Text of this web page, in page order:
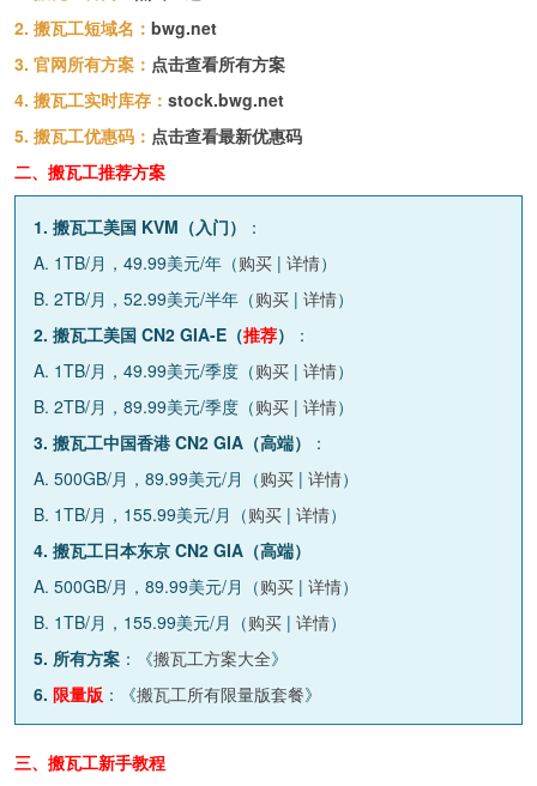
2. 搬瓦工短域名： bwg.net
3. 官网所有方案： 点击查看所有方案
4. 搬瓦工实时库存： stock.bwg.net
5. 搬瓦工优惠码： 点击查看最新优惠码
二、搬瓦工推荐方案
1. 搬瓦工美国 KVM（入门）
：
A. 1TB/月，49.99美元/年（购买 | 详情）
B. 2TB/月，52.99美元/半年（购买 | 详情）
2. 搬瓦工美国 CN2 GIA-E（推荐）
：
A. 1TB/月，49.99美元/季度（购买 | 详情）
B. 2TB/月，89.99美元/季度（购买 | 详情）
3. 搬瓦工中国香港 CN2 GIA（高端）
：
A. 500GB/月，89.99美元/月（购买 | 详情）
B. 1TB/月，155.99美元/月（购买 | 详情）
4. 搬瓦工日本东京 CN2 GIA（高端）
A. 500GB/月，89.99美元/月（购买 | 详情）
B. 1TB/月，155.99美元/月（购买 | 详情）
5. 所有方案 ：《搬瓦工方案大全》
6. 限量版 ：《搬瓦工所有限量版套餐》
三、搬瓦工新手教程